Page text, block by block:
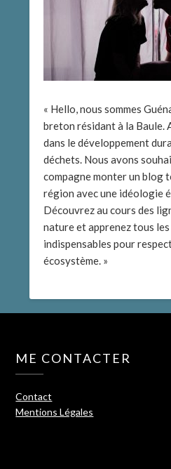
« Hello, nous sommes
breton résidant à la Baule.
dans le développement
déchets. Nous avons
compagne monter un blog
région avec une idéologie
Découvrez au cours des
nature et apprenez tous
indispensables pour
écosystème. »
ME CONTACTER
Contact
Mentions Légales